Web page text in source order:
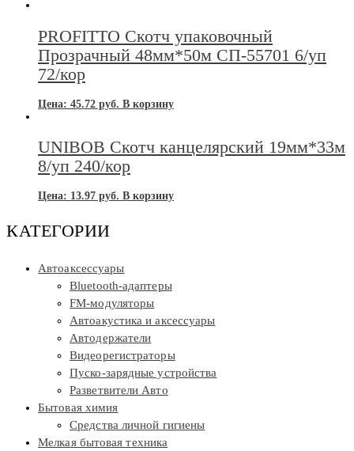
PROFITTO Скотч упаковочный
Прозрачный 48мм*50м СП-55701 6/уп
72/кор
Цена: 45.72 руб. В корзину
UNIBOB Скотч канцелярский 19мм*33м
8/уп 240/кор
Цена: 13.97 руб. В корзину
КАТЕГОРИИ
Автоаксессуары
Bluetooth-адаптеры
FM-модуляторы
Автоакустика и аксессуары
Автодержатели
Видеорегистраторы
Пуско-зарядные устройства
Разветвители Авто
Бытовая химия
Средства личной гигиены
Мелкая бытовая техника